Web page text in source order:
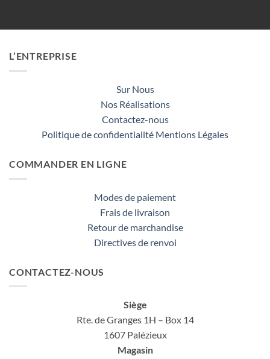
L’ENTREPRISE
Sur Nous
Nos Réalisations
Contactez-nous
Politique de confidentialité Mentions Légales
COMMANDER EN LIGNE
Modes de paiement
Frais de livraison
Retour de marchandise
Directives de renvoi
CONTACTEZ-NOUS
Siège
Rte. de Granges 1H – Box 14
1607 Palézieux
Magasin